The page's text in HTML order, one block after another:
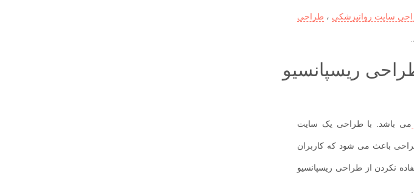
سایت روانپزشکی ، طراحی
ریسپانسیو
می باشد. با طراحی یک سایت
باعث می شود که کاربران
نکردن از طراحی ریسپانسیو